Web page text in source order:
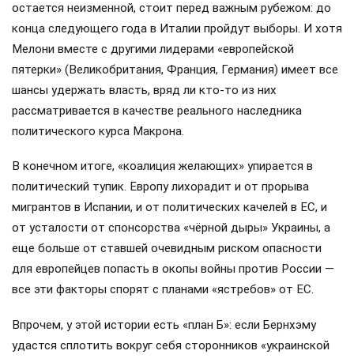
остается неизменной, стоит перед важным рубежом: до
конца следующего года в Италии пройдут выборы. И хотя
Мелони вместе с другими лидерами «европейской
пятерки» (Великобритания, Франция, Германия) имеет все
шансы удержать власть, вряд ли кто-то из них
рассматривается в качестве реального наследника
политического курса Макрона.
В конечном итоге, «коалиция желающих» упирается в
политический тупик. Европу лихорадит и от прорыва
мигрантов в Испании, и от политических качелей в ЕС, и
от усталости от спонсорства «чёрной дыры» Украины, а
еще больше от ставшей очевидным риском опасности
для европейцев попасть в окопы войны против России —
все эти факторы спорят с планами «ястребов» от ЕС.
Впрочем, у этой истории есть «план Б»: если Бернхэму
удастся сплотить вокруг себя сторонников «украинской